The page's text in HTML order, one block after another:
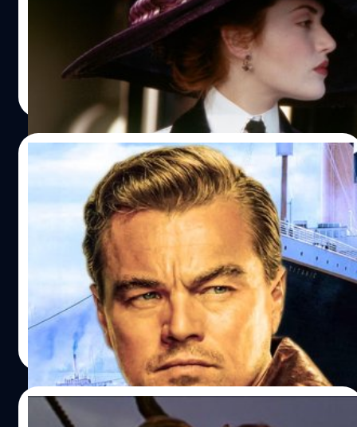
เคต วินสเลต (Kate Winslet) เปิดใจ ชื่อเสียงและชีวิตหลัง
'Titanic' ไม่ค่อยยน่าพอใจ จนต้องหันไปเล่นหนังฟอร์มเล็ก
ประภาส อยู่เย็น| 906 days ago
22/01/2024
ผ่านมาเกือบ 30 ปี Titanic ยังคงเป็นหนังเรื่อง
เดียว ของ Leonardo DiCaprio ที่ทำรายได้
เกิน 1,000 ล้านเหรียญ
'Titanic' ออกฉายเมื่อปี 1997 และสามารถสร้างสถิติน่าประทับ
ใจได้มากมายในหลาย ๆ เรื่อง และหนึ่งในนั้นก็เป็นสถิติที่
เกี่ยวข้องกับตัว ลีโอนาร์โด ดิแคพริโอ (Leonardo DiCaprio)
นักแสดงนำของเรื่อง
สุชยา เกษจำรัส| 929 days ago
Read More
04/12/2023